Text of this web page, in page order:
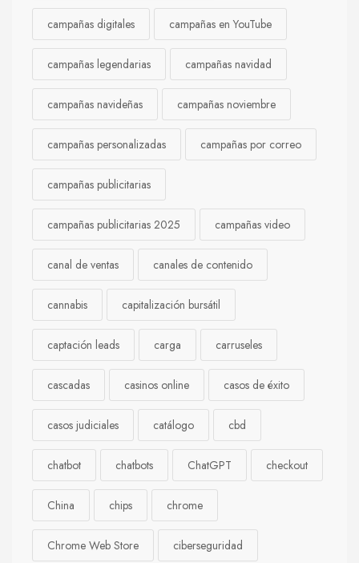
campañas digitales campañas en YouTube
campañas legendarias campañas navidad
campañas navideñas campañas noviembre
campañas personalizadas campañas por correo
campañas publicitarias
campañas publicitarias 2025 campañas video
canal de ventas canales de contenido
cannabis capitalización bursátil
captación leads carga carruseles
cascadas casinos online casos de éxito
casos judiciales catálogo cbd
chatbot chatbots ChatGPT checkout
China chips chrome
Chrome Web Store ciberseguridad